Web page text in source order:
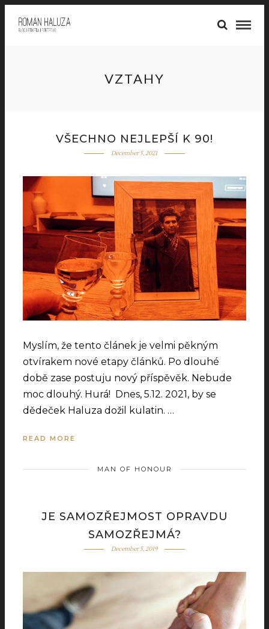
VZTAHY
VŠECHNO NEJLEPŠÍ K 90!
December 5, 2021
Myslím, že tento článek je velmi pěkným
otvírakem nové etapy článků. Po dlouhé
době zase postuju nový příspěvěk. Nebude
moc dlouhý. Hurá! Dnes, 5.12. 2021, by se
dědeček Haluza dožil kulatin. …
READ MORE
MAN OF HONOUR
JE SAMOZŘEJMOST OPRAVDU
SAMOZŘEJMÁ?
December 5, 2019